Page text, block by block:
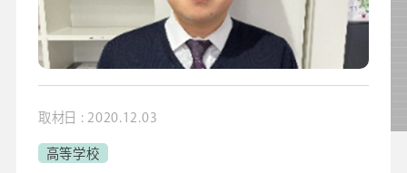
導入校向け データベース
取材日 : 2020.12.03
高等学校